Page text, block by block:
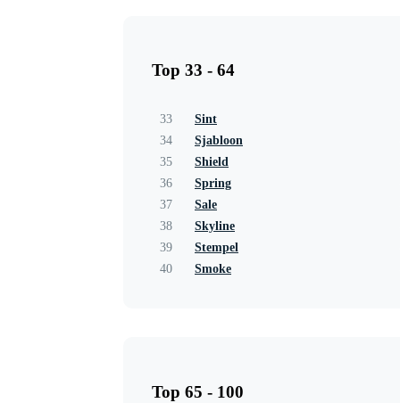
Top 33 - 64
33
Sint
34
Sjabloon
35
Shield
36
Spring
37
Sale
38
Skyline
39
Stempel
40
Smoke
Top 65 - 100